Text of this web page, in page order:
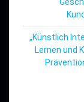
„Künstlich
Lernen und